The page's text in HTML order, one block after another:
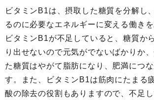
ビタミンB1は、摂取した糖質を分解し
るのに必要なエネルギーに変える働きを
ビタミンB1が不足していると、糖質か
り出せないので元気がでないばかりか
た糖質はやがて脂肪になり、肥満につ
す。また、ビタミンB1は筋肉にたまる
酸の除去の役割もありますので、不足